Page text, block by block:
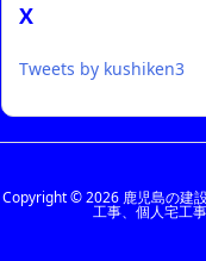
X
Tweets by kushiken3
Copyright ©2026 鹿児島の建
工事、個人宅工